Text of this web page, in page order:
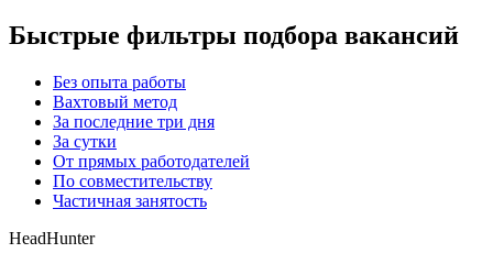
Быстрые фильтры подбора вакансий
Без опыта работы
Вахтовый метод
За последние три дня
За сутки
От прямых работодателей
По совместительству
Частичная занятость
HeadHunter